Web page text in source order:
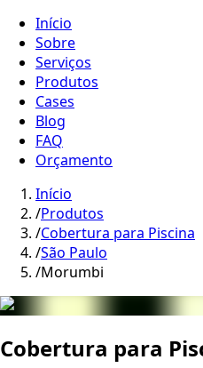
Início
Sobre
Serviços
Produtos
Cases
Blog
FAQ
Orçamento
Início
/Produtos
/Cobertura para Piscina
/São Paulo
/Morumbi
Cobertura para